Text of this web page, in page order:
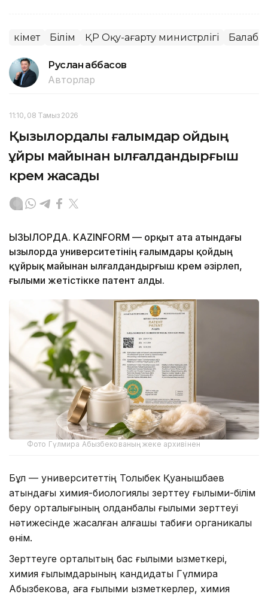
Үкімет Білім ҚР Оқу-ағарту министрлігі
Руслан Ғаббасов
Авторлар
11:10, 08 Тамыз 2026
Қызылордалық ғалымдар қойдың
құйрық майынан ылғалдандырғыш
крем жасады
ҚЫЗЫЛОРДА. KAZINFORM — Қорқыт ата атындағы
Қызылорда университетінің ғалымдары қойдың
құйрық майынан ылғалдандырғыш крем әзірлеп,
ғылыми жетістікке патент алды.
Фото Гүлмира Абызбекованың жеке архивінен
Бұл — университеттің Толыбек Қуанышбаев
атындағы химия-биологиялық зерттеу ғылыми-білім
беру орталығының қолданбалы ғылыми зерттеуі
нәтижесінде жасалған алғашқы табиғи органикалық
өнім.
Зерттеуге орталықтың бас ғылыми қызметкері,
химия ғылымдарының кандидаты Гүлмира
Абызбекова, аға ғылыми қызметкерлер, химия